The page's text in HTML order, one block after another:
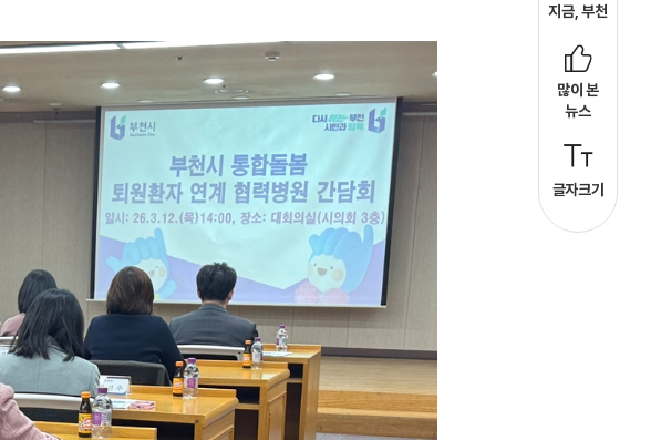
지금, 부천
많이 본
뉴스
글자크기